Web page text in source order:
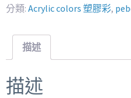
分類: Acrylic colors 塑膠彩,
描述
描述